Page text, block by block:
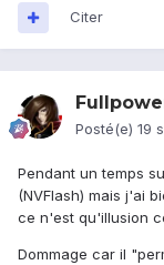
Citer
Posté(e) 19
Pendant un temps
(NVFlash) mais j'ai
ce n'est qu'illusion
Dommage car il